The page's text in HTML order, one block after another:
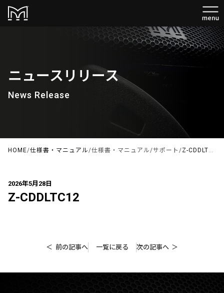
ニュースリリース
News Release
HOME/仕様書・マニュアル/仕様書・マニュアル/サポート /Z-CDDLTC12
2026年5月28日
Z-CDDLTC12
前の記事へ 一覧に戻る 次の記事へ